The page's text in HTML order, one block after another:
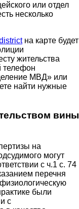
или отдел
несколько
на карте будет
жительства
телефон
МВД» или
найти нужные
вины
на
могут
с ч.1 с. 74
перечня
были
с